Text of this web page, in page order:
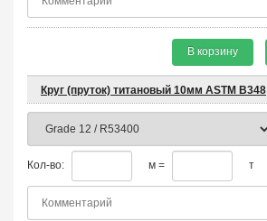
В корзину
Круг (пруток) титановый 10мм ASTM B348
Кол-во: м = т